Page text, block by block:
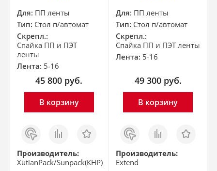
Для: ПП ленты
Тип: Стол п/автомат
Скрепл.:
Спайка ПП и ПЭТ
ленты
Лента: 5-16
45 800 руб.
В корзину
Заказ
в 1
клик
Сравнить Отложить
Производитель:
XutianPack/Sunpack(КНР)
Для: ПП ленты
Тип: Стол п/автомат
Скрепл.:
Спайка ПП и ПЭТ ленты
Лента: 5-16
49 300 руб.
В корзину
Заказ
в 1
клик
Сравнить Отложить
Производитель:
Extend